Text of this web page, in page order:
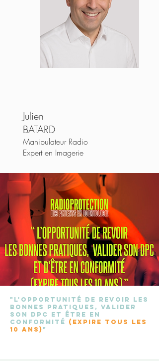
Julien
BATARD
Manipulateur Radio
Expert en Imagerie
"l'opportunité de revoir les
bonnes pratiques, valider
son dpc et être en
conformité (expire tous les
10 ans)"